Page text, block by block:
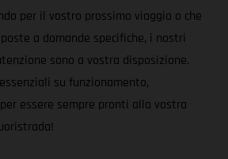
per il vostro prossimo viaggio o che
a domande specifiche, i nostri
sono a vostra disposizione.
su funzionamento,
essere sempre pronti alla vostra